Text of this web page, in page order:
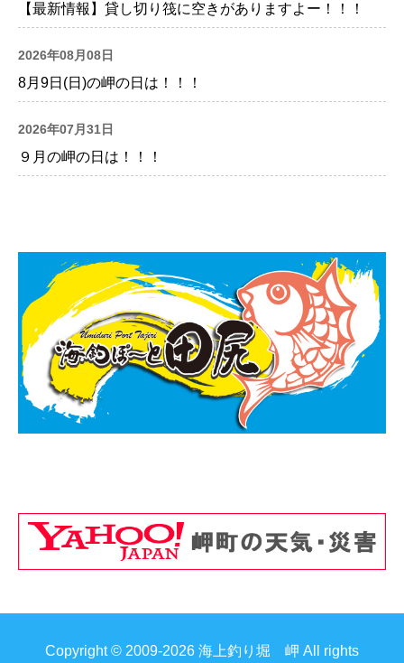
【最新情報】貸し切り筏に空きがありますよー！！！
2026年08月08日
8月9日(日)の岬の日は！！！
2026年07月31日
９月の岬の日は！！！
Copyright © 2009-2026 海上釣り堀 岬 All rights